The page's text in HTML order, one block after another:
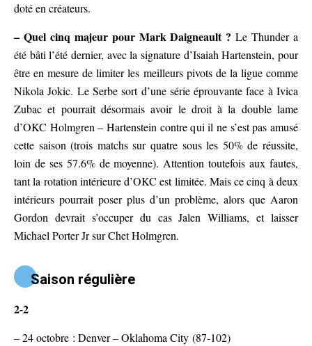
doté en créateurs.
– Quel cinq majeur pour Mark Daigneault ? Le Thunder a
été bâti l’été dernier, avec la signature d’Isaiah Hartenstein, pour
être en mesure de limiter les meilleurs pivots de la ligue comme
Nikola Jokic. Le Serbe sort d’une série éprouvante face à Ivica
Zubac et pourrait désormais avoir le droit à la double lame
d’OKC Holmgren – Hartenstein contre qui il ne s’est pas amusé
cette saison (trois matchs sur quatre sous les 50% de réussite,
loin de ses 57.6% de moyenne). Attention toutefois aux fautes,
tant la rotation intérieure d’OKC est limitée. Mais ce cinq à deux
intérieurs pourrait poser plus d’un problème, alors que Aaron
Gordon devrait s’occuper du cas Jalen Williams, et laisser
Michael Porter Jr sur Chet Holmgren.
Saison régulière
2-2
– 24 octobre : Denver – Oklahoma City (87-102)